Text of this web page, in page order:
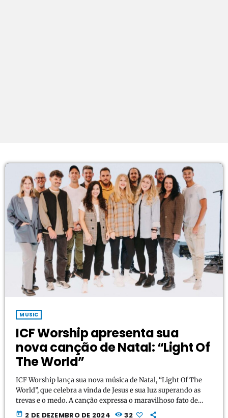
COM ERICA
22:00 - 23:59
MUSIC
ICF Worship apresenta sua
nova canção de Natal: “Light Of
The World”
ICF Worship lança sua nova música de Natal, “Light Of The
World”, que celebra a vinda de Jesus e sua luz superando as
trevas e o medo. A canção expressa o maravilhoso fato de
Jesus ter se tornado humano para derramar graça e revelar o
today 2 DE DEZEMBRO DE 2024 32